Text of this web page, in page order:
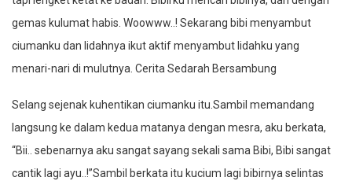
gemas kulumat habis. Woowww..! Sekarang bibi menyambut
ciumanku dan lidahnya ikut aktif menyambut lidahku yang
menari-nari di mulutnya. Cerita Sedarah Bersambung
Selang sejenak kuhentikan ciumanku itu.Sambil memandang
langsung ke dalam kedua matanya dengan mesra, aku berkata,
“Bii.. sebenarnya aku sangat sayang sekali sama Bibi, Bibi sangat
cantik lagi ayu..!”Sambil berkata itu kucium lagi bibirnya selintas